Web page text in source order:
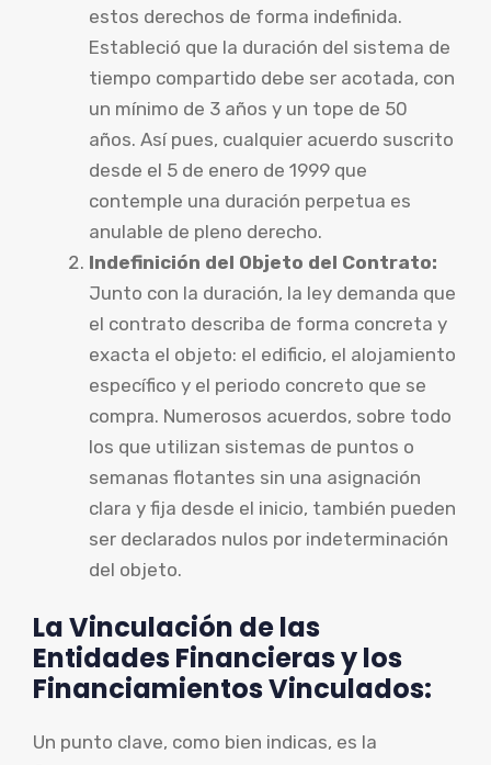
estos derechos de forma indefinida.
Estableció que la duración del sistema de
tiempo compartido debe ser acotada, con
un mínimo de 3 años y un tope de 50
años. Así pues, cualquier acuerdo suscrito
desde el 5 de enero de 1999 que
contemple una duración perpetua es
anulable de pleno derecho.
Indefinición del Objeto del Contrato:
Junto con la duración, la ley demanda que
el contrato describa de forma concreta y
exacta el objeto: el edificio, el alojamiento
específico y el periodo concreto que se
compra. Numerosos acuerdos, sobre todo
los que utilizan sistemas de puntos o
semanas flotantes sin una asignación
clara y fija desde el inicio, también pueden
ser declarados nulos por indeterminación
del objeto.
La Vinculación de las
Entidades Financieras y los
Financiamientos Vinculados:
Un punto clave, como bien indicas, es la